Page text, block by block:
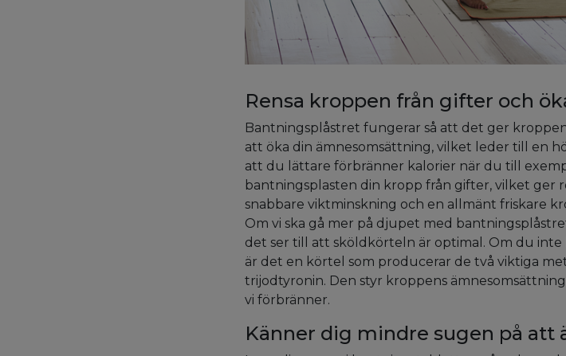
Rensa kroppen från gifter och
Bantningsplåstret fungerar så att det ger
att öka din ämnesomsättning, vilket leder till en
att du lättare förbränner kalorier när du till
bantningsplasten din kropp från gifter, vilket ger
snabbare viktminskning och en allmänt friskare
Om vi ska gå mer på djupet med
det ser till att sköldkörteln är optimal. Om du
är det en körtel som producerar de två viktiga
trijodtyronin. Den styr kroppens
vi förbränner.
Känner dig mindre sugen på att